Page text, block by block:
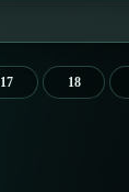
17 18